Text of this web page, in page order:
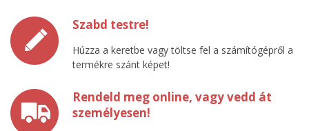
Szabd testre!
Húzza a keretbe vagy töltse fel a számítógépről a
termékre szánt képet!
Rendeld meg online, vagy vedd át
személyesen!